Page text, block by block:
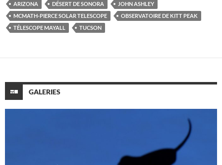
ARIZONA DÉSERT DE SONORA
JOHN ASHLEY
MCMATH-PIERCE SOLAR TELESCOPE
OBSERVATOIRE DE KITT PEAK
TÉLESCOPE MAYALL
TUCSON
GALERIES